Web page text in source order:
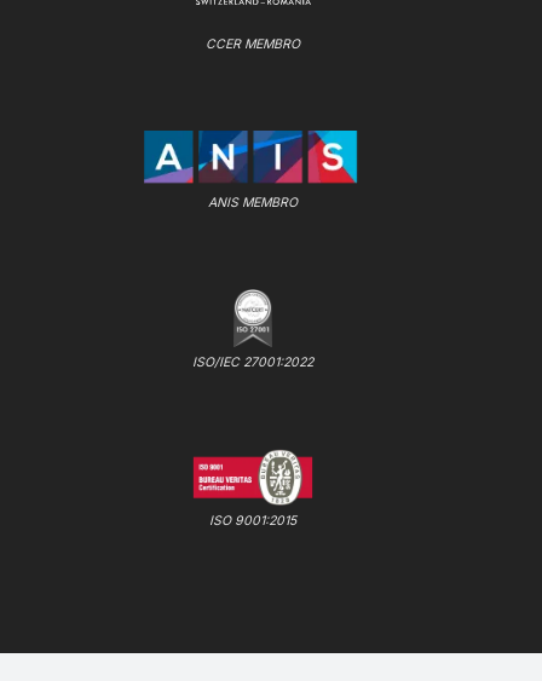
CCER MEMBRO
ANIS MEMBRO
ISO/IEC 27001:2022
ISO 9001:2015